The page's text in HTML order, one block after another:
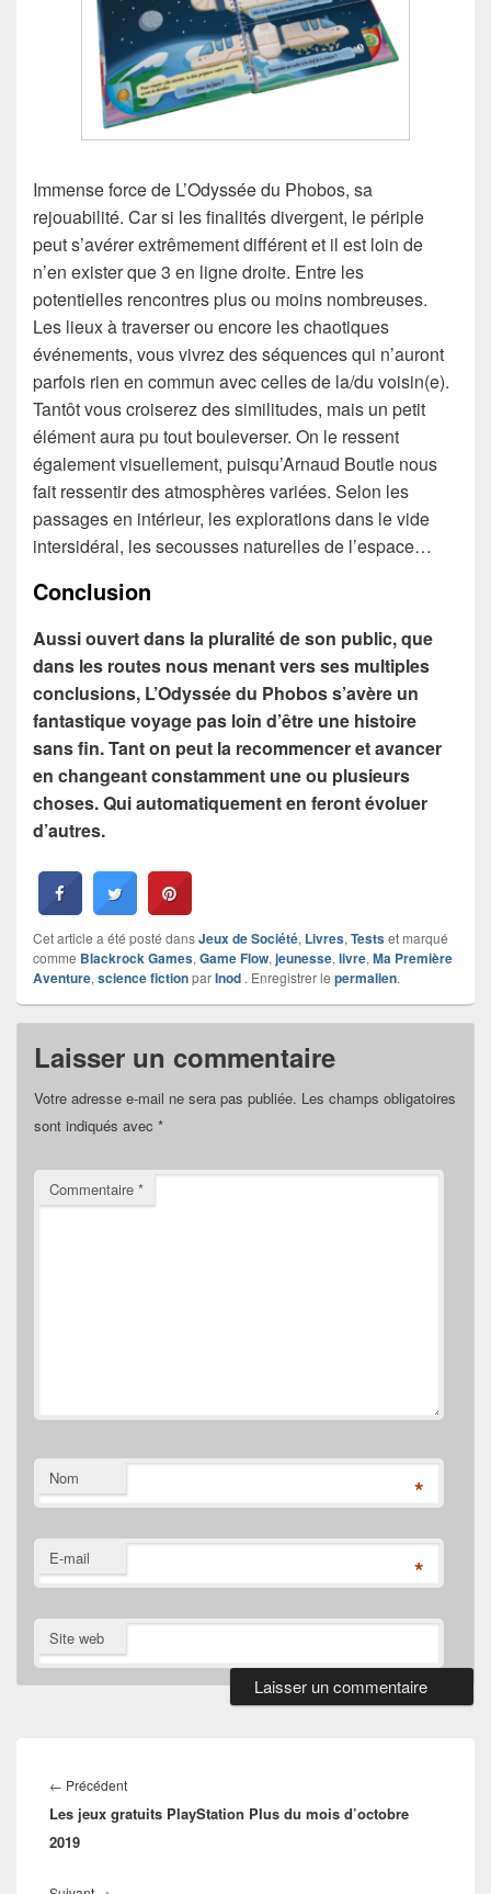
Immense force de L’Odyssée du Phobos, sa
rejouabilité. Car si les finalités divergent, le périple
peut s’avérer extrêmement différent et il est loin de
n’en exister que 3 en ligne droite. Entre les
potentielles rencontres plus ou moins nombreuses.
Les lieux à traverser ou encore les chaotiques
événements, vous vivrez des séquences qui n’auront
parfois rien en commun avec celles de la/du voisin(e).
Tantôt vous croiserez des similitudes, mais un petit
élément aura pu tout bouleverser. On le ressent
également visuellement, puisqu’Arnaud Boutle nous
fait ressentir des atmosphères variées. Selon les
passages en intérieur, les explorations dans le vide
intersidéral, les secousses naturelles de l’espace…
Conclusion
Aussi ouvert dans la pluralité de son public, que
dans les routes nous menant vers ses multiples
conclusions, L’Odyssée du Phobos s’avère un
fantastique voyage pas loin d’être une histoire
sans fin. Tant on peut la recommencer et avancer
en changeant constamment une ou plusieurs
choses. Qui automatiquement en feront évoluer
d’autres.
Cet article a été posté dansJeux de Société, Livres, Testset marqué
comme Blackrock Games, Game Flow, jeunesse, livre, Ma Première
Aventure, science fictionparInod . Enregistrer le permalien.
Laisser un commentaire
Votre adresse e-mail ne sera pas publiée. Les champs obligatoires
sont indiqués avec *
Commentaire *
Nom *
E-mail *
Site web
de
l’article
← PrécédentArticle
précédent :
Les jeux gratuits PlayStation Plus du mois d’octobre
2019